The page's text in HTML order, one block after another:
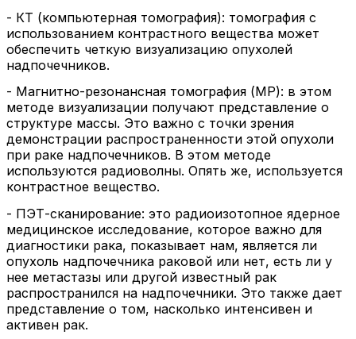
- КТ (компьютерная томография): томография с
использованием контрастного вещества может
обеспечить четкую визуализацию опухолей
надпочечников.
- Магнитно-резонансная томография (МР): в этом
методе визуализации получают представление о
структуре массы. Это важно с точки зрения
демонстрации распространенности этой опухоли
при раке надпочечников. В этом методе
используются радиоволны. Опять же, используется
контрастное вещество.
- ПЭТ-сканирование: это радиоизотопное ядерное
медицинское исследование, которое важно для
диагностики рака, показывает нам, является ли
опухоль надпочечника раковой или нет, есть ли у
нее метастазы или другой известный рак
распространился на надпочечники. Это также дает
представление о том, насколько интенсивен и
активен рак.